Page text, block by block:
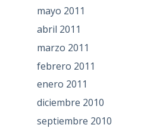
mayo 2011
abril 2011
marzo 2011
febrero 2011
enero 2011
diciembre 2010
septiembre 2010